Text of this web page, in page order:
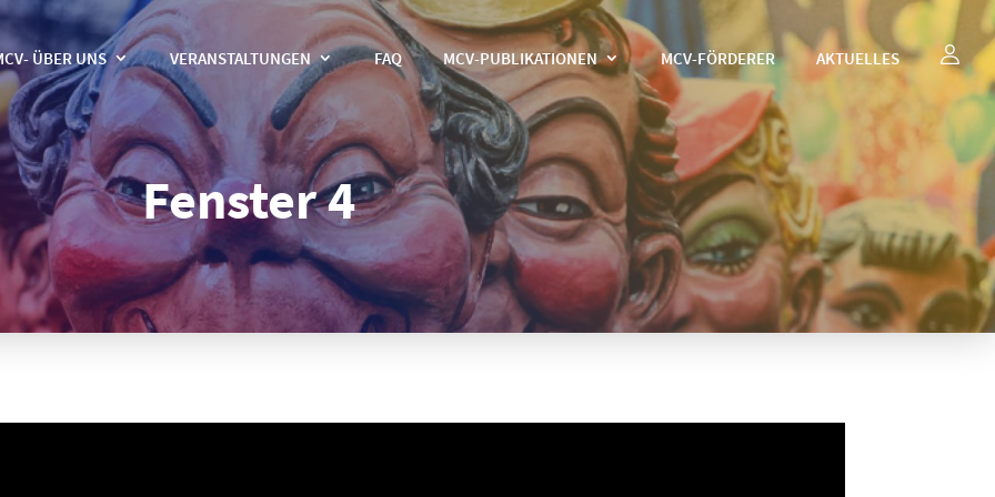
ÜBER UNS VERANSTALTUNGEN FAQ MCV-PUBLIKATIONEN MCV-FÖRDERER AKTUELLES
Fenster 4